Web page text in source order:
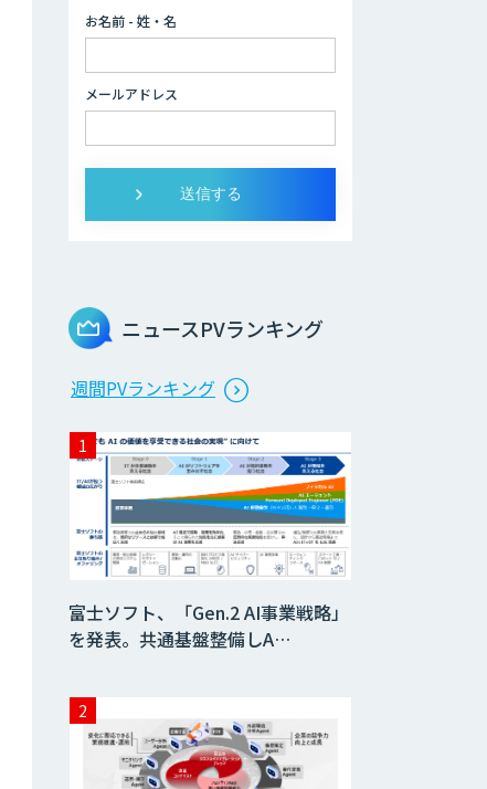
お名前 - 姓・名
メールアドレス
ニュースPVランキング
週間PVランキング
富士ソフト、「Gen.2 AI事業戦略」
を発表。共通基盤整備しA…